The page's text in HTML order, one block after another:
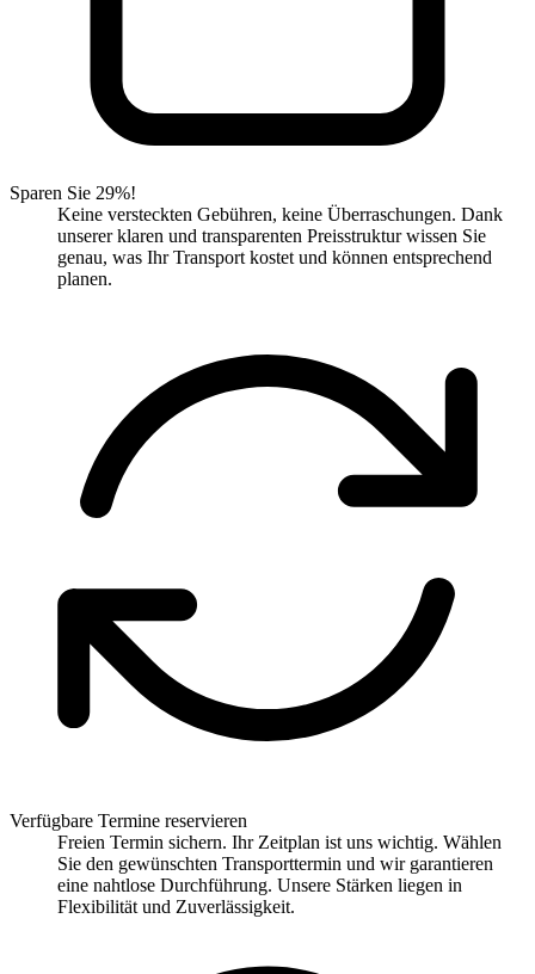
Sparen Sie 29%!
Keine versteckten Gebühren, keine Überraschungen. Dank
unserer klaren und transparenten Preisstruktur wissen Sie
genau, was Ihr Transport kostet und können entsprechend
planen.
Verfügbare Termine reservieren
Freien Termin sichern. Ihr Zeitplan ist uns wichtig. Wählen
Sie den gewünschten Transporttermin und wir garantieren
eine nahtlose Durchführung. Unsere Stärken liegen in
Flexibilität und Zuverlässigkeit.